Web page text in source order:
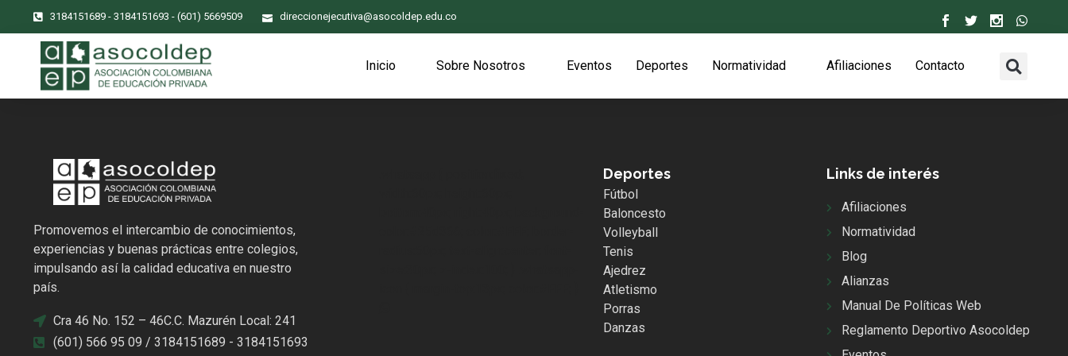
3184151689 - 3184151693 - (601) 5669509 direccionejecutiva@asocoldep.edu.co
Inicio Sobre Nosotros Eventos Deportes Normatividad Afiliaciones Contacto
Promovemos el intercambio de conocimientos,
experiencias y buenas prácticas entre colegios,
impulsando así la calidad educativa en nuestro
país.
Cra 46 No. 152 – 46C.C. Mazurén Local: 241
(601) 566 95 09 / 3184151689 - 3184151693
Deportes
Fútbol
Baloncesto
Volleyball
Tenis
Ajedrez
Atletismo
Porras
Danzas
Links de interés
Afiliaciones
Normatividad
Blog
Alianzas
Manual De Políticas Web
Reglamento Deportivo Asocoldep